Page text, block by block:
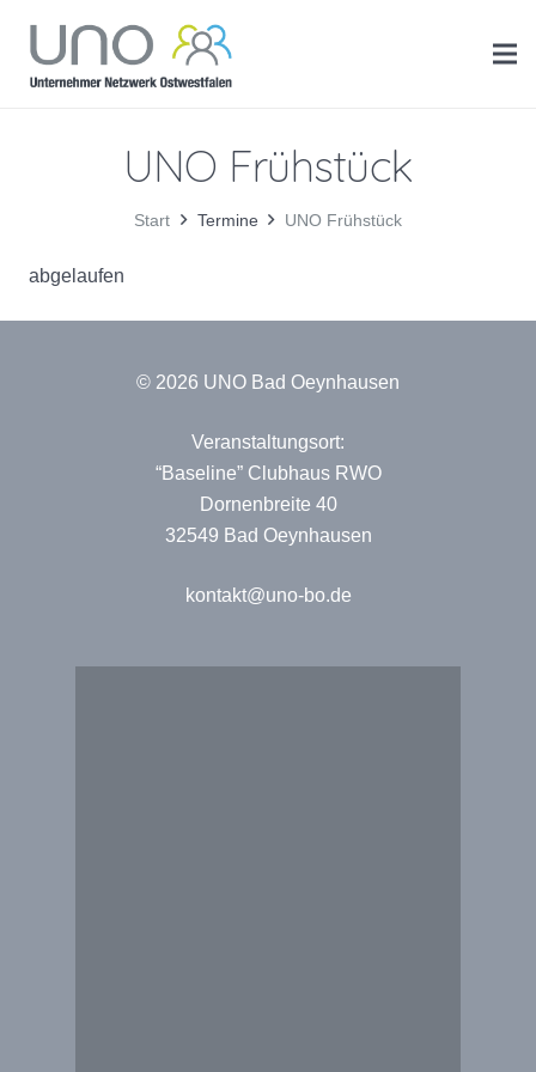
UNO Frühstück
Start Termine UNO Frühstück
abgelaufen
© 2026 UNO Bad Oeynhausen
Veranstaltungsort:
“Baseline” Clubhaus RWO
Dornenbreite 40
32549 Bad Oeynhausen
kontakt@uno-bo.de